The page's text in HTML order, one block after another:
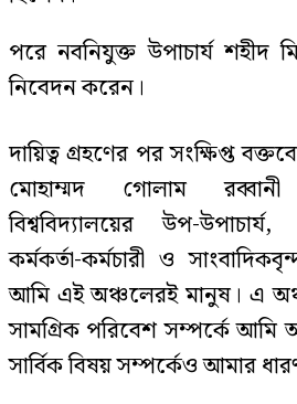
পরে নবনিযুক্ত উপাচার্য শহীদ
নিবেদন করেন।
দায়িত্ব গ্রহণের পর সংক্ষিপ্ত
মোহাম্মদ গোলাম
বিশ্ববিদ্যালয়ের উপ-
কর্মকর্তা-কর্মচারী ও
আমি এই অঞ্চলেরই মানুষ। এ
সামগ্রিক পরিবেশ সম্পর্কে আমি
সার্বিক বিষয় সম্পর্কেও আমার